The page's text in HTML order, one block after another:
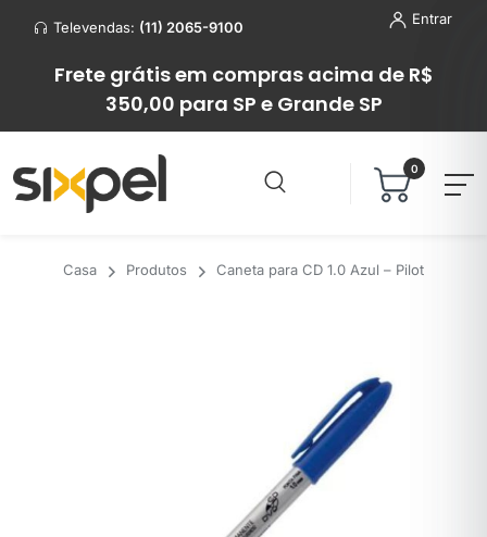
Televendas: (11) 2065-9100
Frete grátis em compras acima de R$
350,00 para SP e Grande SP
Entrar
0
Casa Produtos Caneta para CD 1.0 Azul – Pilot